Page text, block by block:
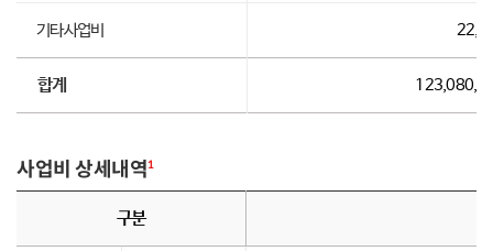
합계
기타사업비
사업비 상세내역1
구분